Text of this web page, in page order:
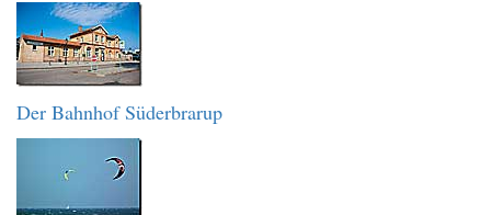
Der Bahnhof Süderbrarup